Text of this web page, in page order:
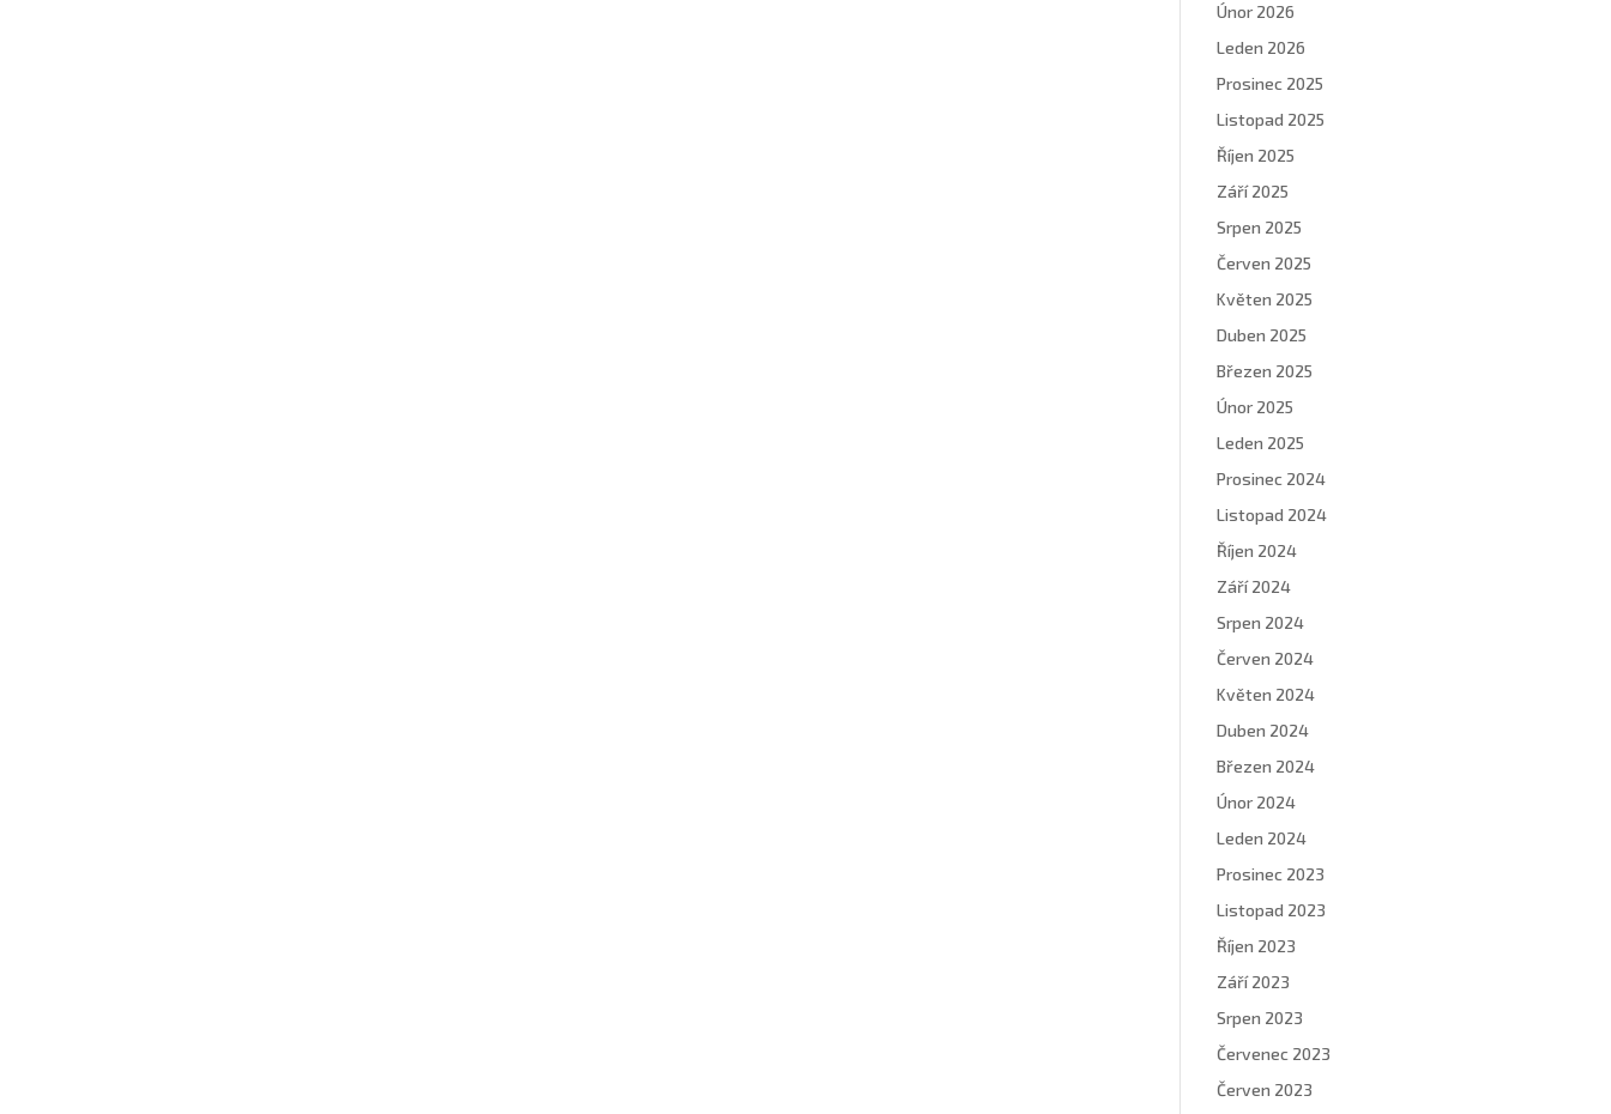
Únor 2026
Leden 2026
Prosinec 2025
Listopad 2025
Říjen 2025
Září 2025
Srpen 2025
Červen 2025
Květen 2025
Duben 2025
Březen 2025
Únor 2025
Leden 2025
Prosinec 2024
Listopad 2024
Říjen 2024
Září 2024
Srpen 2024
Červen 2024
Květen 2024
Duben 2024
Březen 2024
Únor 2024
Leden 2024
Prosinec 2023
Listopad 2023
Říjen 2023
Září 2023
Srpen 2023
Červenec 2023
Červen 2023